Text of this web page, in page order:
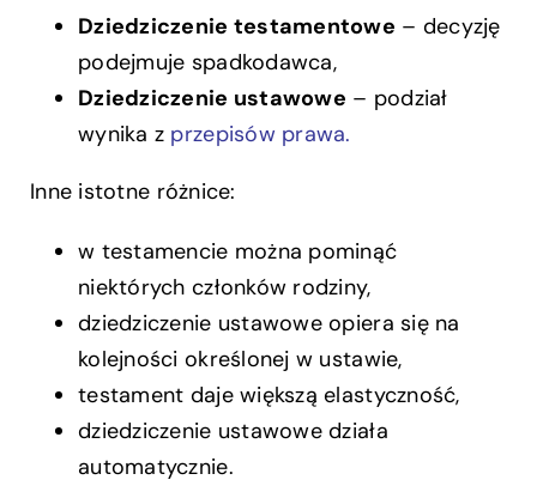
Dziedziczenie testamentowe – decyzję
podejmuje spadkodawca,
Dziedziczenie ustawowe – podział
wynika z przepisów prawa.
Inne istotne różnice:
w testamencie można pominąć
niektórych członków rodziny,
dziedziczenie ustawowe opiera się na
kolejności określonej w ustawie,
testament daje większą elastyczność,
dziedziczenie ustawowe działa
automatycznie.